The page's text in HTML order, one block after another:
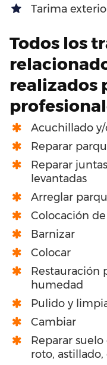
Tarima
Todos los
realizados
Acuchillado
Reparar
Reparar
levantadas
Arreglar
Colocación
Barnizar
Colocar
Restauración
humedad
Pulido y
Cambiar
Reparar
roto,